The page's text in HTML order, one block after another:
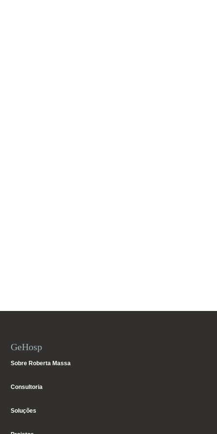
GeHosp
Sobre Roberta Massa
Consultoria
Soluções